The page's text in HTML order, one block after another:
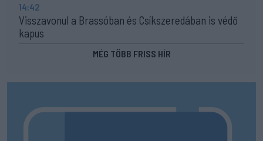
14:42
Visszavonul a Brassóban és Csíkszeredában is védő
kapus
MÉG TÖBB FRISS HÍR